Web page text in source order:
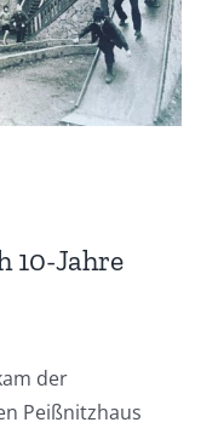
10-Jahre
der
Peißnitzhaus